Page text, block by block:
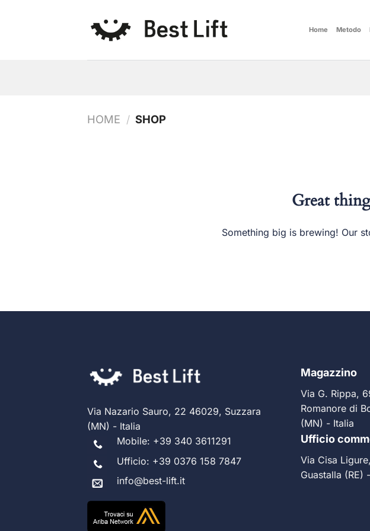
Home Metodo
HOME / SHOP
Great
Something big is brewing! Our
Via Nazario Sauro, 22 46029, Suzzara
(MN) - Italia
Mobile: +39 340 3611291
Ufficio: +39 0376 158 7847
info@best-lift.it
Magazzino
Via G. Rippa,
Romanore di
(MN) - Italia
Ufficio
Via Cisa
Guastalla (RE)